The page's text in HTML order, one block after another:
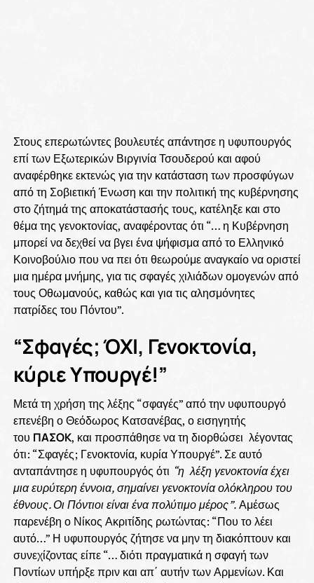
Στους επερωτώντες βουλευτές απάντησε η υφυπουργός
επί των Εξωτερικών Βιργινία Τσουδερού και αφού
αναφέρθηκε εκτενώς για την κατάσταση των προσφύγων
από τη Σοβιετική Ένωση και την πολιτική της κυβέρνησης
στο ζήτημά της αποκατάστασής τους, κατέληξε και στο
θέμα της γενοκτονίας, αναφέροντας ότι “… η Κυβέρνηση
μπορεί να δεχθεί να βγει ένα ψήφισμα από το Ελληνικό
Κοινοβούλιο που να πει ότι θεωρούμε αναγκαίο να οριστεί
μια ημέρα μνήμης, για τις σφαγές χιλιάδων ομογενών από
τους Οθωμανούς, καθώς και για τις αλησμόνητες
πατρίδες του Πόντου”.
“Σφαγές; ΌΧΙ, Γενοκτονία,
κύριε Υπουργέ!”
Μετά τη χρήση της λέξης “σφαγές” από την υφυπουργό
επενέβη ο Θεόδωρος Κατσανέβας, ο εισηγητής
του ΠΑΣΟΚ, και προσπάθησε να τη διορθώσει λέγοντας
ότι: “Σφαγές; Γενοκτονία, κυρία Υπουργέ”. Σε αυτό
ανταπάντησε η υφυπουργός ότι “η λέξη γενοκτονία έχει
μια ευρύτερη έννοια, σημαίνει γενοκτονία ολόκληρου του
έθνους. Οι Πόντιοι είναι ένα πολύτιμο μέρος”.Αμέσως
παρενέβη ο Νίκος Ακριτίδης ρωτώντας: “Που το λέει
αυτό…” Η υφυπουργός ζήτησε να μην τη διακόπτουν και
συνεχίζοντας είπε “… διότι πραγματικά η σφαγή των
Ποντίων υπήρξε πριν και απ΄ αυτήν των Αρμενίων. Και